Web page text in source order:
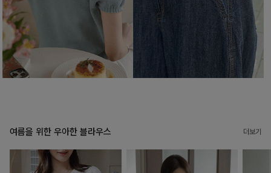
여름을 위한 우아한 블라우스 더보기